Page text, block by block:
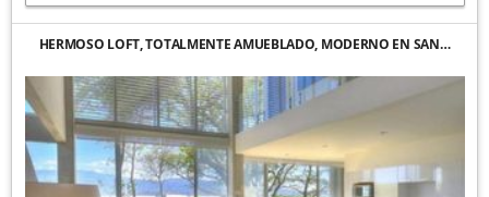
HERMOSO LOFT, TOTALMENTE AMUEBLADO, MODERNO EN SAN…